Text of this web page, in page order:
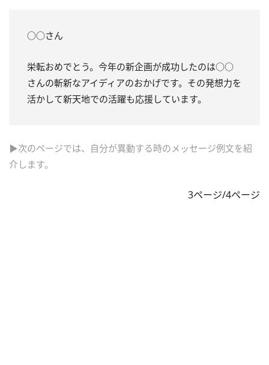
○○さん
栄転おめでとう。今年の新企画が成功したのは○○
さんの斬新なアイディアのおかげです。その発想力を
活かして新天地での活躍も応援しています。
▶次のページでは、自分が異動する時のメッセージ例文を紹
介します。
3ページ/4ページ